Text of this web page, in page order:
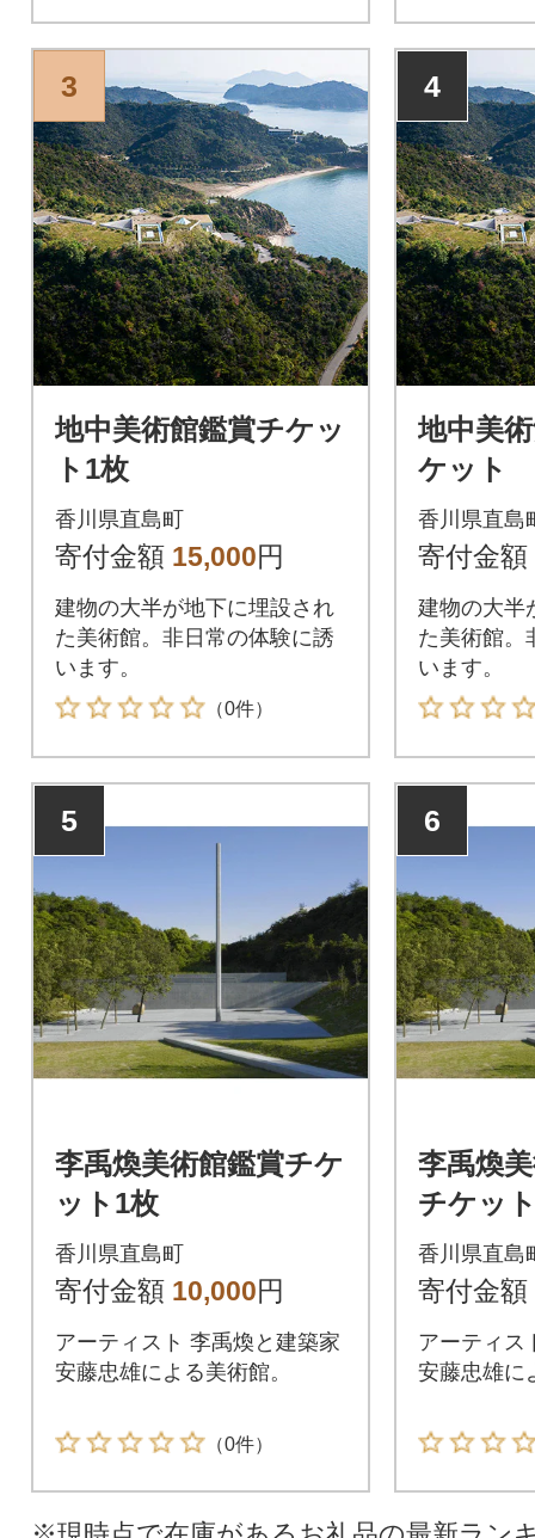
3
地中美術館鑑賞チケッ
ト1枚
香川県直島町
寄付金額 15,000円
建物の大半が地下に埋設され
た美術館。非日常の体験に誘
います。
（0件）
4
地中美
ケット
香川県直島
寄付金額
建物の大半
た美術館。
います。
5
李禹煥美術館鑑賞チケ
ット1枚
香川県直島町
寄付金額 10,000円
アーティスト 李禹煥と建築家
安藤忠雄による美術館。
（0件）
6
李禹煥
チケッ
香川県直島
寄付金額
アーティス
安藤忠雄に